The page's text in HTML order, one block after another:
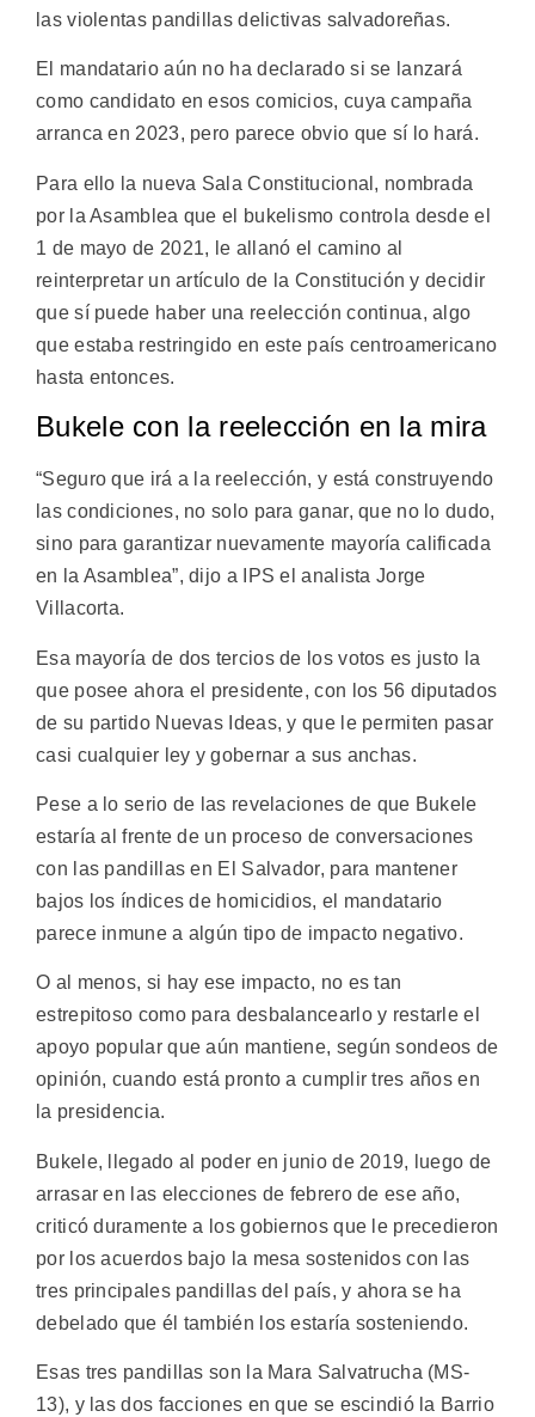
las violentas pandillas delictivas salvadoreñas.
El mandatario aún no ha declarado si se lanzará
como candidato en esos comicios, cuya campaña
arranca en 2023, pero parece obvio que sí lo hará.
Para ello la nueva Sala Constitucional, nombrada
por la Asamblea que el bukelismo controla desde el
1 de mayo de 2021, le allanó el camino al
reinterpretar un artículo de la Constitución y decidir
que sí puede haber una reelección continua, algo
que estaba restringido en este país centroamericano
hasta entonces.
Bukele con la reelección en la mira
“Seguro que irá a la reelección, y está construyendo
las condiciones, no solo para ganar, que no lo dudo,
sino para garantizar nuevamente mayoría calificada
en la Asamblea”, dijo a IPS el analista Jorge
Villacorta.
Esa mayoría de dos tercios de los votos es justo la
que posee ahora el presidente, con los 56 diputados
de su partido Nuevas Ideas, y que le permiten pasar
casi cualquier ley y gobernar a sus anchas.
Pese a lo serio de las revelaciones de que Bukele
estaría al frente de un proceso de conversaciones
con las pandillas en El Salvador, para mantener
bajos los índices de homicidios, el mandatario
parece inmune a algún tipo de impacto negativo.
O al menos, si hay ese impacto, no es tan
estrepitoso como para desbalancearlo y restarle el
apoyo popular que aún mantiene, según sondeos de
opinión, cuando está pronto a cumplir tres años en
la presidencia.
Bukele, llegado al poder en junio de 2019, luego de
arrasar en las elecciones de febrero de ese año,
criticó duramente a los gobiernos que le precedieron
por los acuerdos bajo la mesa sostenidos con las
tres principales pandillas del país, y ahora se ha
debelado que él también los estaría sosteniendo.
Esas tres pandillas son la Mara Salvatrucha (MS-
13), y las dos facciones en que se escindió la Barrio